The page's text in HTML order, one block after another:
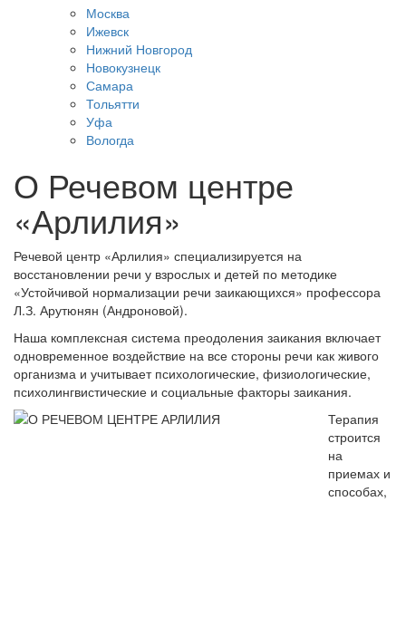
Москва
Ижевск
Нижний Новгород
Новокузнецк
Самара
Тольятти
Уфа
Вологда
О Речевом центре
«Арлилия»
Речевой центр «Арлилия» специализируется на
восстановлении речи у взрослых и детей по методике
«Устойчивой нормализации речи заикающихся» профессора
Л.З. Арутюнян (Андроновой).
Наша комплексная система преодоления заикания включает
одновременное воздействие на все стороны речи как живого
организма и учитывает психологические, физиологические,
психолингвистические и социальные факторы заикания.
Терапия
строится
на
приемах и
способах,